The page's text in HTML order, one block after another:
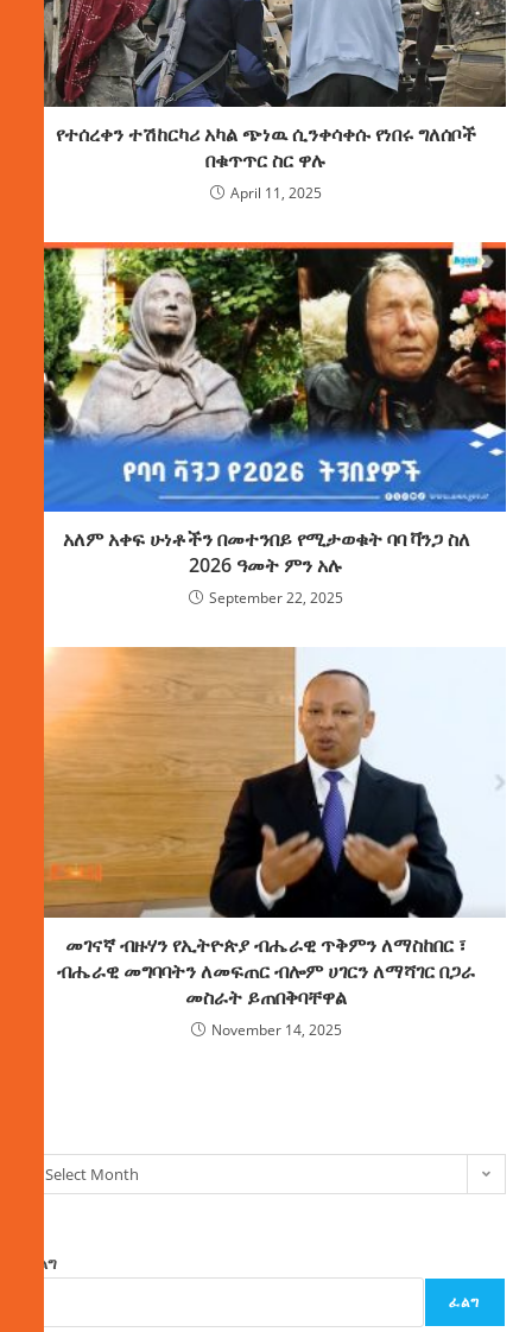
የተሰረቀን ተሽከርካሪ አካል ጭነዉ ሲንቀሳቀሱ የነበሩ ግለሰቦች
በቁጥጥር ስር ዋሉ
April 11, 2025
አለም አቀፍ ሁነቶችን በመተንበይ የሚታወቁት ባባ ቫንጋ ስለ
2026 ዓመት ምን አሉ
September 22, 2025
መገናኛ ብዙሃን የኢትዮጵያ ብሔራዊ ጥቅምን ለማስከበር ፣
ብሔራዊ መግባባትን ለመፍጠር ብሎም ሀገርን ለማሻገር በጋራ
መስራት ይጠበቅባቸዋል
November 14, 2025
Select Month
ፈልግ
ፈልግ